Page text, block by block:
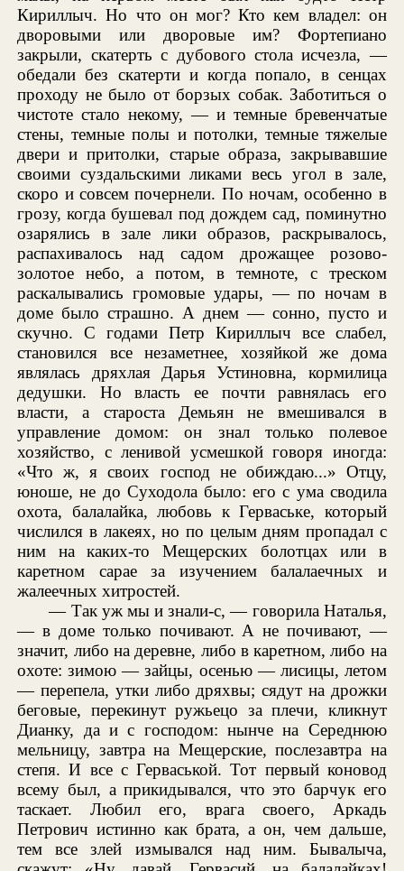
Кириллыч. Но что он мог? Кто кем владел: он
дворовыми или дворовые им? Фортепиано
закрыли, скатерть с дубового стола исчезла, —
обедали без скатерти и когда попало, в сенцах
проходу не было от борзых собак. Заботиться о
чистоте стало некому, — и темные бревенчатые
стены, темные полы и потолки, темные тяжелые
двери и притолки, старые образа, закрывавшие
своими суздальскими ликами весь угол в зале,
скоро и совсем почернели. По ночам, особенно в
грозу, когда бушевал под дождем сад, поминутно
озарялись в зале лики образов, раскрывалось,
распахивалось над садом дрожащее розово-
золотое небо, а потом, в темноте, с треском
раскалывались громовые удары, — по ночам в
доме было страшно. А днем — сонно, пусто и
скучно. С годами Петр Кириллыч все слабел,
становился все незаметнее, хозяйкой же дома
являлась дряхлая Дарья Устиновна, кормилица
дедушки. Но власть ее почти равнялась его
власти, а староста Демьян не вмешивался в
управление домом: он знал только полевое
хозяйство, с ленивой усмешкой говоря иногда:
«Что ж, я своих господ не обиждаю...» Отцу,
юноше, не до Суходола было: его с ума сводила
охота, балалайка, любовь к Герваське, который
числился в лакеях, но по целым дням пропадал с
ним на каких-то Мещерских болотцах или в
каретном сарае за изучением балалаечных и
жалеечных хитростей.
— Так уж мы и знали-с, — говорила Наталья,
— в доме только почивают. А не почивают, —
значит, либо на деревне, либо в каретном, либо на
охоте: зимою — зайцы, осенью — лисицы, летом
— перепела, утки либо дряхвы; сядут на дрожки
беговые, перекинут ружьецо за плечи, кликнут
Дианку, да и с господом: нынче на Середнюю
мельницу, завтра на Мещерские, послезавтра на
степя. И все с Герваськой. Тот первый коновод
всему был, а прикидывался, что это барчук его
таскает. Любил его, врага своего, Аркадь
Петрович истинно как брата, а он, чем дальше,
тем все злей измывался над ним. Бывалыча,